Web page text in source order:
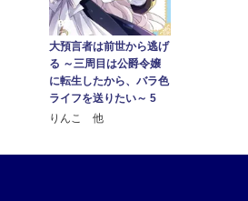
大預言者は前世から逃げ
る ～三周目は公爵令嬢
に転生したから、バラ色
ライフを送りたい～ 5
りんこ 他